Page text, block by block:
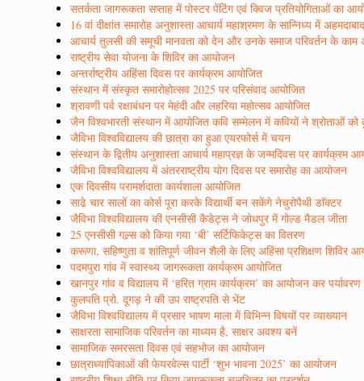
सतर्कता जागरूकता सप्ताह में पोस्टर पेंटिंग एवं क्विज प्रतियोगिताओं का
16 वां दीक्षांत समारोह अनुशास्ता आचार्य महाश्रमण के सान्निध्य में
आचार्य तुलसी की समूची मानवता को देन और उनके समाज परिवर्तन के काम
राष्ट्रीय सेवा योजना के शिविर का आयोजन
अन्तर्राष्ट्रीय अहिंसा दिवस पर कार्यक्रम आयोजित
संस्थान में संस्कृत समारोहोत्सव 2025 पर परिसंवाद आयोजित
श्रावणी पर्व रक्षाबंधन पर मेहंदी और लहरिया महोत्सव आयोजित
जैन विश्वभारती संस्थान में आयोजित कवि सम्मेलन में कवियों ने श्रोताओं
जैविभा विश्वविद्यालय की छात्रा का हुआ एयरफोर्स में चयन
संस्थान के द्वितीय अनुशास्ता आचार्य महाप्रज्ञ के जन्मदिवस पर कार्यक्रम
जैविभा विश्वविद्यालय में अंतरराष्ट्रीय योग दिवस पर समारोह का आयोजन
एक दिवसीय परामर्शदाता कार्यशाला आयोजित
साढे चार सालों का कोर्स पूरा करके विद्यार्थी बन सकेंगे नेचुरोपैथी डाॅक्टर
जैविभा विश्वविद्यालय की एनसीसी कैडेट्स ने जोधपुर में गोल्ड मैडल जीता
25 एनसीसी गल्र्स को किया गया ‘बी’ सर्टिफिकेट्स का वितरण
करूणा, सहिष्णुता व शांतिपूर्ण जीवन शैली के लिए अहिंसा प्रशिक्षण शिविर
पदमपुरा गांव में स्वास्थ्य जागरूकता कार्यक्रम आयोजित
खानपुर गांव व विद्यालय में ‘हरित ग्राम कार्यक्रम’ का आयोजन कर
कुलपति प्रो. दूगड़ ने की उप राष्ट्रपति से भेंट
जैविभा विश्वविद्यालय में प्रसार भाषण माला में विभिन्न विषयों पर व्याख्यान
साक्षरता सामाजिक परिवर्तन का माध्यम है, साक्षर अवश्य बनें
सामाजिक समरसता दिवस एवं सहभोज का आयोजन
छात्राध्यापिकाओं की फेयरवेल्स पार्टी ‘शुभ भावना 2025’ का आयोजन